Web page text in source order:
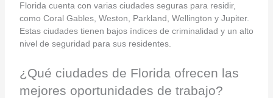
Florida cuenta con varias ciudades seguras para residir,
como Coral Gables, Weston, Parkland, Wellington y Jupiter.
Estas ciudades tienen bajos índices de criminalidad y un alto
nivel de seguridad para sus residentes.
¿Qué ciudades de Florida ofrecen las
mejores oportunidades de trabajo?